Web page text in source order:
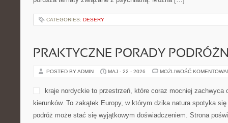
CATEGORIES: DESERY
PRAKTYCZNE PORADY
POSTED BY ADMIN MAJ - 22 - 2026 MOŻLIWOŚĆ
kraje nordyckie to przestrzeń, które coraz mocniej zachwyca
kierunków. To zakątek Europy, w którym dzika natura spotyka
podróż może stać się wyjątkowym doświadczeniem. Strona